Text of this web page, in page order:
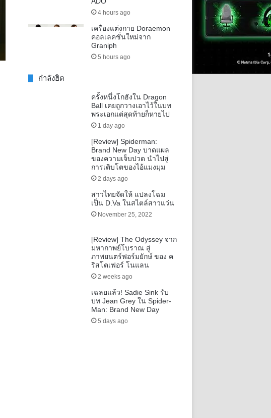
4 hours ago
เครื่องแต่งกาย Doraemon
คอลเลคชั่นใหม่จาก
Graniph
5 hours ago
กำลังฮิต
ครั้งหนึ่งโกฮังใน Dragon
Ball เคยถูกวางเอาไว้ในบท
พระเอกแต่สุดท้ายก็หายไป
1 day ago
[Review] Spiderman:
Brand New Day บาดแผล
ของความเจ็บปวด นำไปสู่
การเติบโตของไอ้แมงมุม
2 days ago
สาวไทยจัดให้ แปลงโฉม
เป็น D.Va ในสไตล์สาวแว่น
November 25, 2022
[Review] The Odyssey จาก
มหากาพย์โบราณ สู่
ภาพยนตร์ฟอร์มยักษ์ ของ ค
ริสโตเฟอร์ โนแลน
2 weeks ago
เฉลยแล้ว! Sadie Sink รับ
บท Jean Grey ใน Spider-
Man: Brand New Day
5 days ago